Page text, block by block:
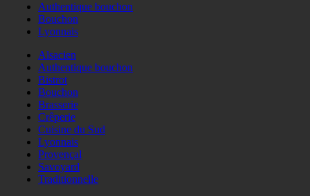
Authentique bouchon
Bouchon
Lyonnais
Alsacien
Authentique bouchon
Bistrot
Bouchon
Brasserie
Crêperie
Cuisine du Sud
Lyonnais
Provençal
Savoyard
Traditionnelle